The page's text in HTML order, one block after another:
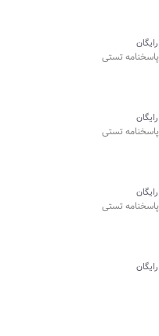
رایگان
پاسخنامه تستی
رایگان
پاسخنامه تستی
رایگان
پاسخنامه تستی
رایگان